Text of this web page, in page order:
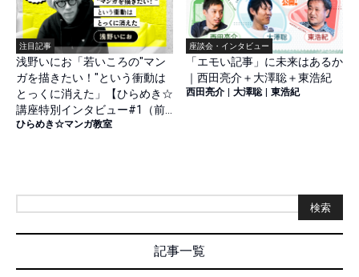
注目記事
浅野いにお「若いころの"マン
ガを描きたい！"という衝動は
とっくに消えた」【ひらめき☆
講座特別インタビュー#1（前
篇）】
ひらめき☆マンガ教室
座談会・インタビュー
「エモい記事」に未来はあるか
｜西田亮介＋大澤聡＋東浩紀
西田亮介 大澤聡 東浩紀
検索
記事一覧